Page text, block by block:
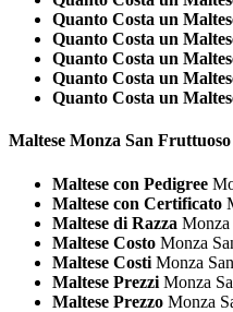
Quanto Costa un
Quanto Costa un
Quanto Costa un
Quanto Costa un
Quanto Costa un
Maltese Monza San Fruttuoso
Maltese con Pedigree
Maltese con Certificato
Maltese di Razza Monza
Maltese Costo Monza
Maltese Costi Monza
Maltese Prezzi Monza
Maltese Prezzo Monza